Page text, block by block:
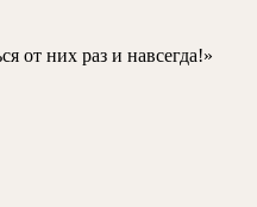
от них раз и навсегда!»